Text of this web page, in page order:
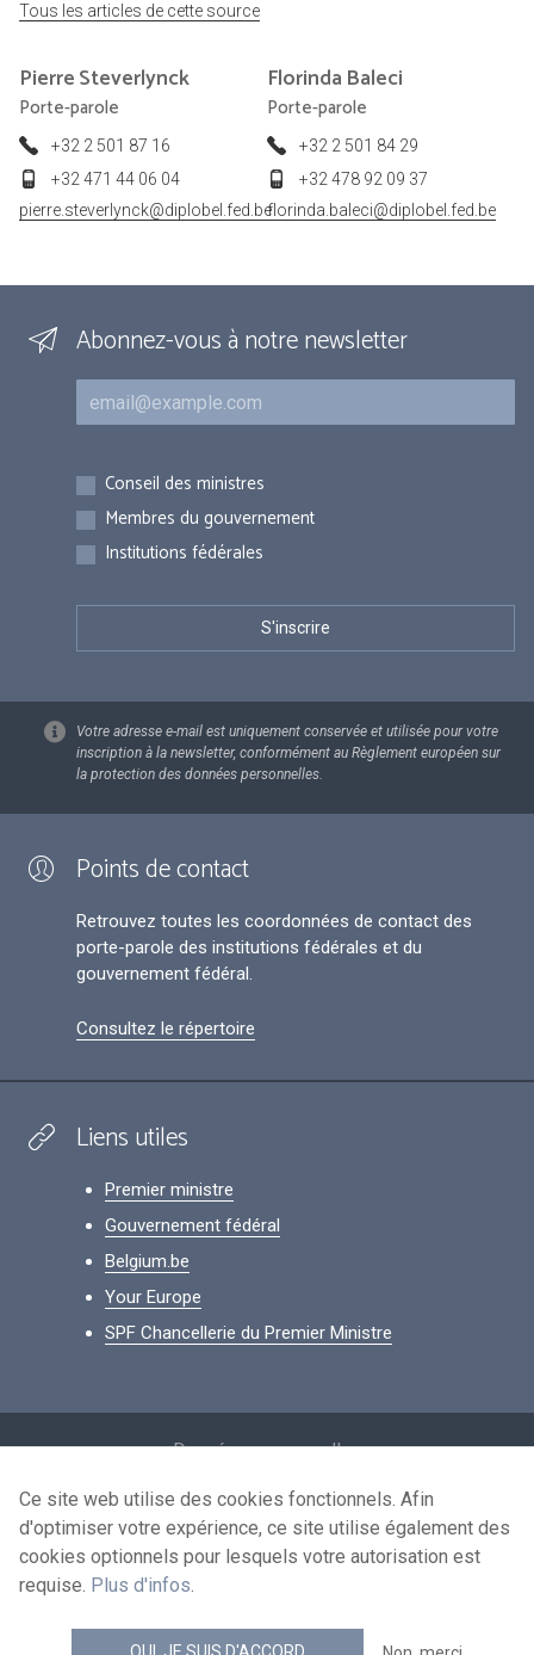
Tous les articles de cette source
PierreSteverlynck
Porte-parole
+32 2 501 87 16
+32 471 44 06 04
pierre.steverlynck@diplobel.fed.be
Florinda Baleci
Porte-parole
+32 2 501 84 29
+32 478 92 09 37
florinda.baleci@diplobel.fed.be
Abonnez-vous à notre newsletter
Courriel
Inscriptions
Conseil des ministres
Membres du gouvernement
Institutions fédérales
Votre adresse e-mail est uniquement conservée et utilisée pour votre
inscription à la newsletter, conformément au Règlement européen sur
la protection des données personnelles.
Points de contact
Retrouvez toutes les coordonnées de contact des
porte-parole des institutions fédérales et du
gouvernement fédéral.
Consultez le répertoire
Liens utiles
Premier ministre
Gouvernement fédéral
Belgium.be
Your Europe
SPF Chancellerie du Premier Ministre
Données personnelles
Conditions de réutilisation
Contactez-nous
news.belgium flux RSS
Ce site web utilise des cookies fonctionnels. Afin
d'optimiser votre expérience, ce site utilise également des
cookies optionnels pour lesquels votre autorisation est
requise. Plus d'infos.